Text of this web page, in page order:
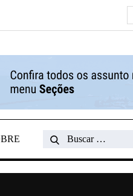
Search
Search